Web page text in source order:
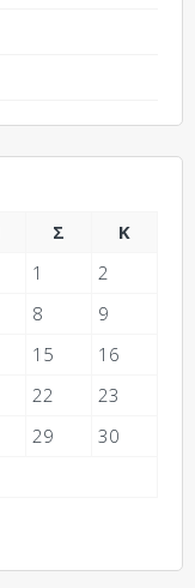
Σ
Κ
1
2
8
9
15
16
22
23
29
30